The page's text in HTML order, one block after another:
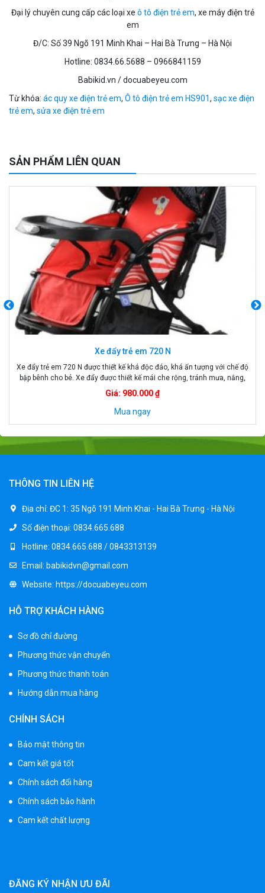
Đại lý chuyên cung cấp các loại xe ô tô điện trẻ em, xe máy điện trẻ
em
Đ/C: Số 39 Ngõ 191 Minh Khai – Hai Bà Trưng – Hà Nội
Hotline: 0834.66.5688 – 0966841159
Babikid.vn / docuabeyeu.com
Từ khóa: ác quy xe điện trẻ em, Ô tô điện trẻ em HS901, sạc xe điện
trẻ em, sửa xe điện trẻ em
SẢN PHẨM LIÊN QUAN
Ghế xốp dáng giọt nước T005
Ghế xốp dáng giọt nước T005 còn được gọi là dáng ghế quả lê, có tay
cầm tiện dụng ở phần đỉnh ghế, 1 chiếc gối xốp dáng giọt nước có thể
tận dụng tối đa được 5 kiểu ngồi khác nhau tùy chỉnh theo ý muốn
người dùng. Thông tin Ghế xốp dáng giọt […]
Giá: 450.000 ₫
Mua ngay
THÔNG TIN LIÊN HỆ
Địa chỉ: ĐC 1: 35 Ngõ 191 Minh Khai - Hai Bà Trưng - Hà Nội
Số điện thoại: 0834.665.688
Hotline: 0834.665.688 / 0843313139
Email: babikidvn@gmail.com
Website: https://docuabeyeu.com
HỖ TRỢ KHÁCH HÀNG
Sơ đồ chỉ đường
Phương thức vận chuyển
Phương thức thanh toán
Hướng dẫn mua hàng
CHÍNH SÁCH
Bảo mật thông tin
Cam kết giá tốt
Chính sách đổi hàng
Chính sách bảo hành
Cam kết chất lượng
ĐĂNG KÝ NHẬN ƯU ĐÃI